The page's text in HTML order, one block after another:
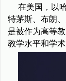
在美国，以
特茅斯、布朗
是被作为高等
教学水平和学术